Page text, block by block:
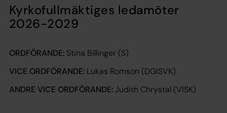
Kyrkofullmäktiges ledamöter
2026-2029
ORDFÖRANDE: Stina Billinger (S)
VICE ORDFÖRANDE: Lukas Romson (DGISVK)
ANDRE VICE ORDFÖRANDE:Judith Chrystal (VISK)